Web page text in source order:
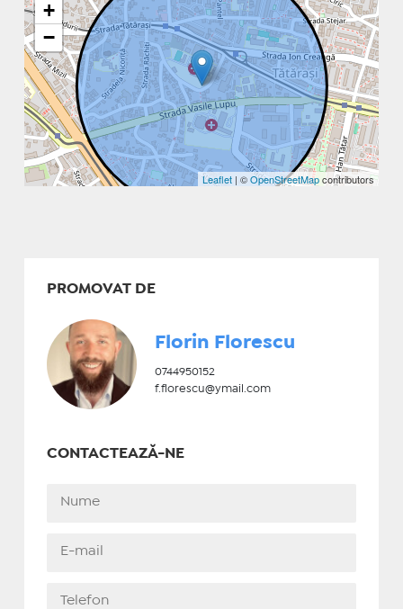
+
−
Leaflet | ©OpenStreetMapcontributors
PROMOVAT DE
Florin Florescu
0744950152
f.florescu@ymail.com
CONTACTEAZĂ-NE